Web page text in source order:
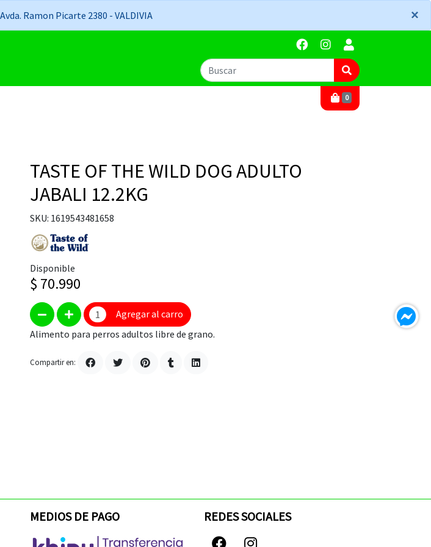
Ramon Picarte 2380 - VALDIVIA ×
×
0
TASTE OF THE WILD DOG ADULTO
JABALI 12.2KG
SKU: 1619543481658
Disponible
$ 70.990
Agregar al carro
Alimento para perros adultos libre de grano.
Compartir en:
MEDIOS DE PAGO REDES SOCIALES